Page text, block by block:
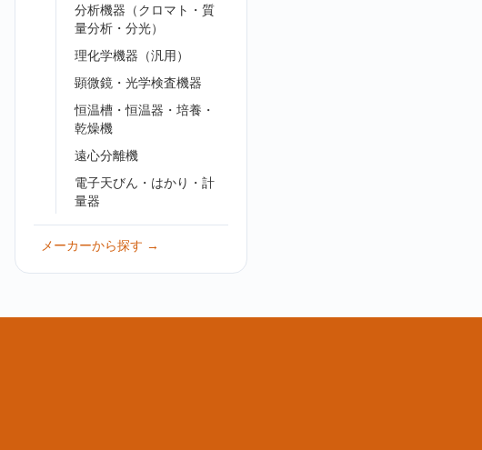
分析機器（クロマト・質
量分析・分光）
理化学機器（汎用）
顕微鏡・光学検査機器
恒温槽・恒温器・培養・
乾燥機
遠心分離機
電子天びん・はかり・計
量器
メーカーから探す →